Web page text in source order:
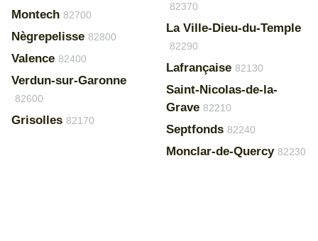
Montech 82700
Nègrepelisse 82800
Valence 82400
Verdun-sur-Garonne
82600
Grisolles 82170
82370
La Ville-Dieu-du-Temple
82290
Lafrançaise 82130
Saint-Nicolas-de-la-
Grave 82210
Septfonds 82240
Monclar-de-Quercy 82230